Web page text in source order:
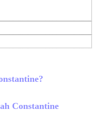
Constantine